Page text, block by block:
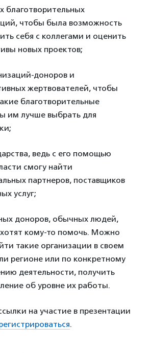
благотворительных
чтобы была возможность
себя с коллегами и оценить
новых проектов;
доноров и
жертвователей, чтобы
благотворительные
им лучше выбрать для
ведь с его помощью
смогу найти
партнеров, поставщиков
услуг;
доноров, обычных людей,
кому-то помочь. Можно
такие организации в своем
регионе или по конкретному
деятельности, получить
об уровне их работы.
на участие в презентации
.